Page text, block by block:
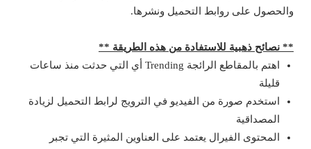
والحصول على روابط التحميل ونشرها.
** نصائح ذهبية للاستفادة من هذه الطريقة **
اهتم بالمقاطع الرائجة Trending أي التي حدثت منذ ساعات
قليلة
استخدم صورة من الفيديو في الترويج لرابط التحميل لزيادة
المصداقية
المحتوى الفيرال يعتمد على العناوين المثيرة التي تجبر